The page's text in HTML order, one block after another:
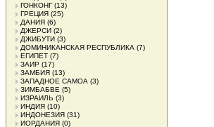
ГОНКОНГ(13)
ГРЕЦИЯ (25)
ДАНИЯ (6)
ДЖЕРСИ (2)
ДЖИБУТИ (3)
ДОМИНИКАНСКАЯ РЕСПУБЛИКА (7)
ЕГИПЕТ (7)
ЗАИР (17)
ЗАМБИЯ (13)
ЗАПАДНОЕ САМОА (3)
ЗИМБАБВЕ (5)
ИЗРАИЛЬ (3)
ИНДИЯ (10)
ИНДОНЕЗИЯ (31)
ИОРДАНИЯ (0)